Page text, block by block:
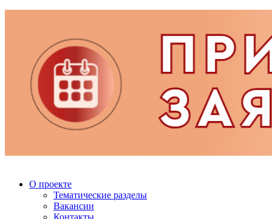
О проекте
Тематические разделы
Вакансии
Контакты